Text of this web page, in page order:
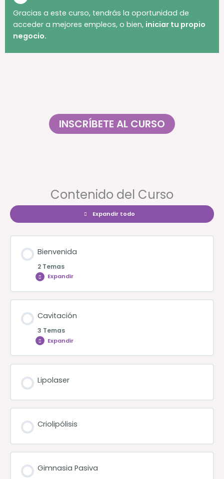
Gracias a este curso, tendrás la oportunidad de
acceder a mejores empleos, o bien, iniciar tu propio
negocio.
INSCRÍBETE AL CURSO
Contenido del Curso
Expandir todo
Lecciones
Bienvenida
2 Temas
Expandir
Bienvenida
Cavitación
3 Temas
Expandir
Cavitación
Lipolaser
Criolipólisis
Gimnasia Pasiva